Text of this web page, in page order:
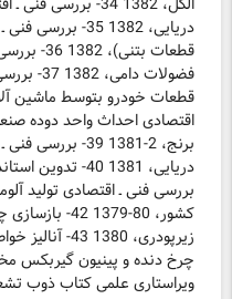
دریایی، 1382 35-
قطعات
فضولات
اقتصادی احداث واحد دوده
برنج، 2-1381 39-
بررسی فنی ـ اقتصادی تولید
کشور، 80-
زیرپودری،